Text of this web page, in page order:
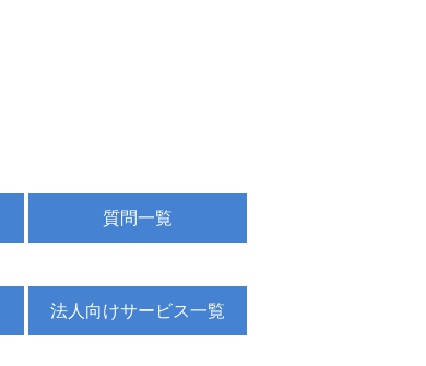
質問一覧
法人向けサービス一覧